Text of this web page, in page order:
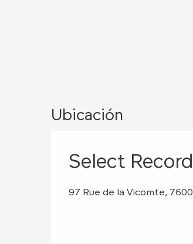
Ubicación
Select
97 Rue de la Vicomte,